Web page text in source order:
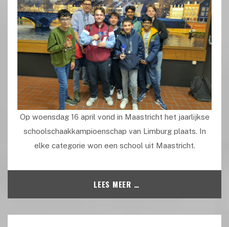
Op woensdag 16 april vond in Maastricht het jaarlijkse
schoolschaakkampioenschap van Limburg plaats. In
elke categorie won een school uit Maastricht.
LEES MEER …